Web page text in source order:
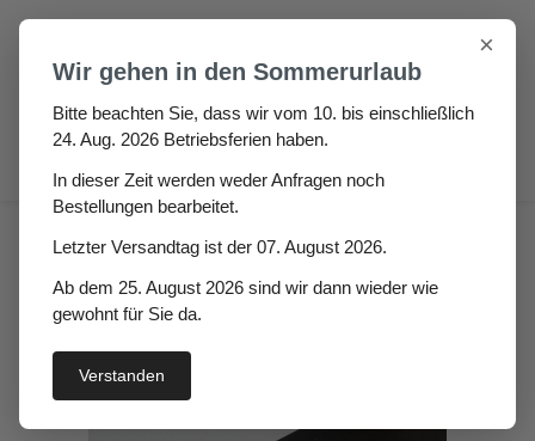
Zum Hauptinhalt springen
Gummi Platte glatt Fiora
Höhe: 4mm
Bildergalerie überspringen
×
Wir gehen in den Sommerurlaub
Bitte beachten Sie, dass wir vom 10. bis einschließlich
24. Aug. 2026 Betriebsferien haben.
In dieser Zeit werden weder Anfragen noch
Bestellungen bearbeitet.
Letzter Versandtag ist der 07. August 2026.
Ab dem 25. August 2026 sind wir dann wieder wie
gewohnt für Sie da.
Verstanden